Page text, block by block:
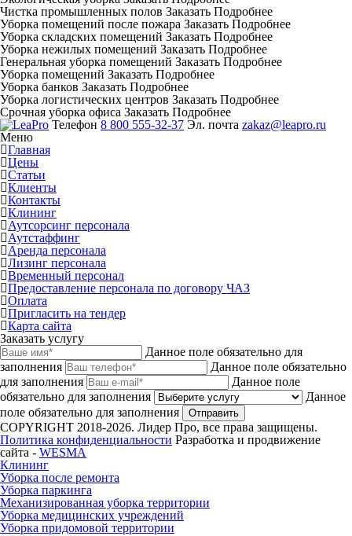
Чистка промышленных полов Заказать Подробнее
Уборка помещений после пожара Заказать Подробнее
Уборка складских помещений Заказать Подробнее
Уборка нежилых помещений Заказать Подробнее
Генеральная уборка помещений Заказать Подробнее
Уборка помещений Заказать Подробнее
Уборка банков Заказать Подробнее
Уборка логистических центров Заказать Подробнее
Срочная уборка офиса Заказать Подробнее
Телефон 8 800 555-32-37 Эл. почта zakaz@leapro.ru
Меню
Главная
Цены
Статьи
Клиенты
Контакты
Клининг
Аутсорсинг персонала
Аутстаффинг
Аренда персонала
Лизинг персонала
Временный персонал
Предоставление персонала по договору ЧАЗ
Оплата
Пригласить на тендер
Карта сайта
Заказать услугу
Данное поле обязательно для
заполнения
Данное поле обязательно
для заполнения
Данное поле
обязательно для заполнения
Данное
поле обязательно для заполнения
Отправить
COPYRIGHT 2018-2026. Лидер Про, все права защищены.
Политика конфиденциальности Разработка и продвижение
сайта - WESMA
Клининг
Уборка после ремонта
Уборка паркинга
Механизированная уборка территории
Уборка медицинских учреждений
Уборка придомовой территории